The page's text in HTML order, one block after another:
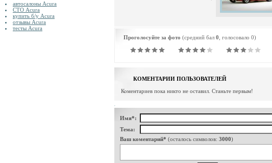
автосалоны Acura
СТО Acura
купить б/у Acura
отзывы Acura
тесты Acura
Проголосуйте за фото (средний бал 0 , голосовало 0)
КОМЕНТАРИИ ПОЛЬЗОВАТЕЛЕЙ
Коментариев пока никто не оставил. Станьте первым!
Имя*:
Тема:
Ваш коментарий* (осталось символов: 3000)